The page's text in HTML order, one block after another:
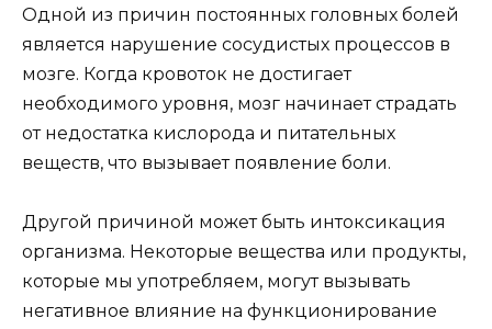
Одной из причин постоянных головных болей
является нарушение сосудистых процессов в
мозге. Когда кровоток не достигает
необходимого уровня, мозг начинает страдать
от недостатка кислорода и питательных
веществ, что вызывает появление боли.
Другой причиной может быть интоксикация
организма. Некоторые вещества или продукты,
которые мы употребляем, могут вызывать
негативное влияние на функционирование